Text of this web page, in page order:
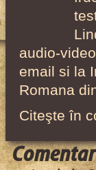
audio-
email si la
Romana
Citeşte în